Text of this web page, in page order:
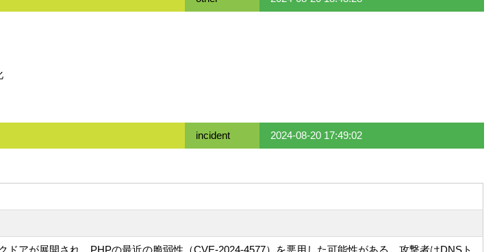
incident 2024-08-20 17:49:02